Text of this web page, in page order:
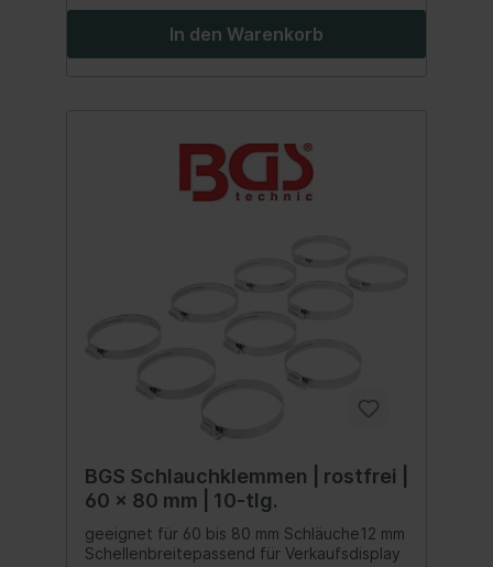
In den Warenkorb
BGS Schlauchklemmen | rostfrei |
60 x 80 mm | 10-tlg.
geeignet für 60 bis 80 mm Schläuche12 mm
Schellenbreitepassend für Verkaufsdisplay